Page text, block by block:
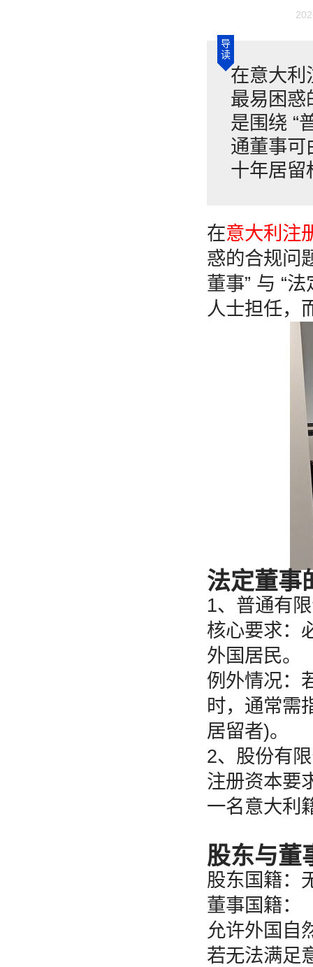
导
读
在意大利
最易困惑
是围绕 “
通董事可
十年居留
在意大利注
惑的合规问
董事” 与 “
人士担任，
法定董事
1、普通有
核心要求：
外国居民。
例外情况：
时，通常需
居留者)。
2、股份有
注册资本要
一名意大利
股东与董
股东国籍：
董事国籍：
允许外国自
若无法满足